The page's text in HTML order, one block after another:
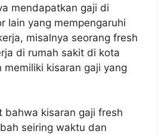
mendapatkan gaji di
lain yang mempengaruhi
misalnya seorang fresh
di rumah sakit di kota
memiliki kisaran gaji yang
bahwa kisaran gaji fresh
seiring waktu dan